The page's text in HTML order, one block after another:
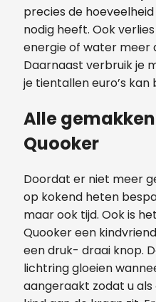
precies de
nodig heeft. Ook
energie of water meer
Daarnaast verbruik je
je tientallen euro’s kan
Alle
Quooker
Doordat er niet meer
op kokend heten
maar ook tijd. Ook is
Quooker een
een druk- draai knop.
lichtring gloeien
aangeraakt zodat u als